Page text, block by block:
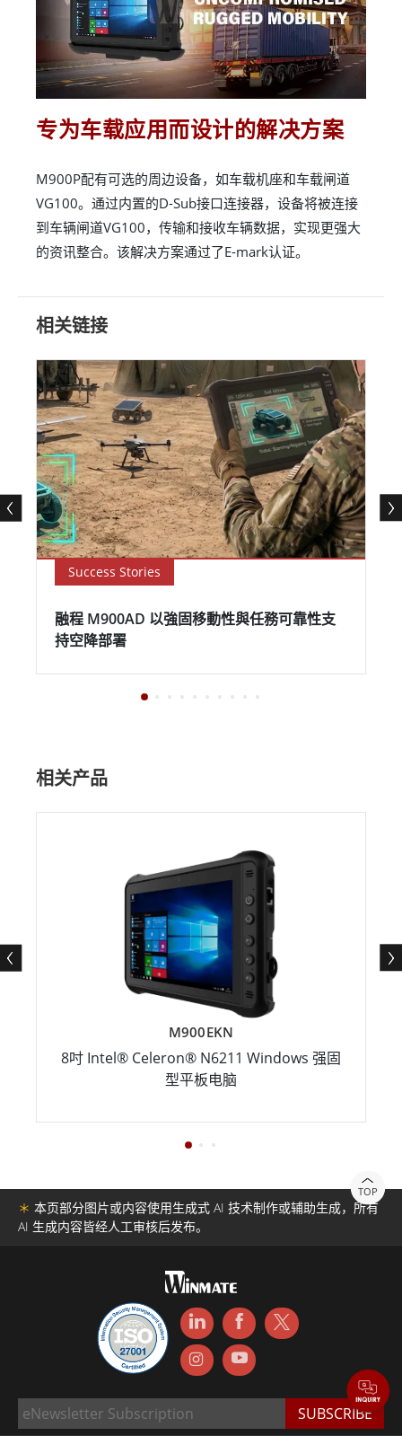
专为车载应用而设计的解决方案
M900P配有可选的周边设备，如车载机座和车载闸道
VG100。通过内置的D-Sub接口连接器，设备将被连接
到车辆闸道VG100，传输和接收车辆数据，实现更强大
的资讯整合。该解决方案通过了E-mark认证。
相关链接
Success Stories
融程 M900AD 以強固移動性與任務可靠性支
持空降部署
相关产品
M900EKN
8吋 Intel® Celeron® N6211 Windows 强固
型平板电脑
TOP
＊ 本页部分图片或内容使用生成式 AI 技术制作或辅助生成，所有
AI 生成内容皆经人工审核后发布。